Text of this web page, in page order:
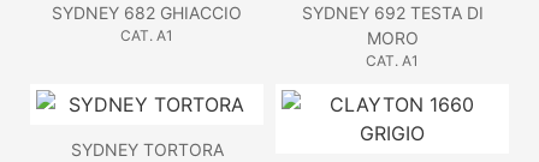
SYDNEY 682 GHIACCIO
CAT. A1
SYDNEY 692 TESTA DI
MORO
CAT. A1
SYDNEY TORTORA